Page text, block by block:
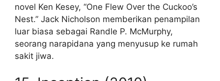
novel Ken Kesey, “One Flew Over the Cuckoo’s
Nest.” Jack Nicholson memberikan penampilan
luar biasa sebagai Randle P. McMurphy,
seorang narapidana yang menyusup ke rumah
sakit jiwa.